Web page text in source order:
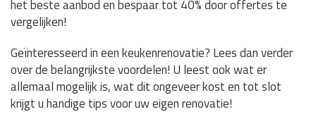
het beste aanbod en bespaar tot 40% door offertes te
vergelijken!
Geïnteresseerd in een keukenrenovatie? Lees dan verder
over de belangrijkste voordelen! U leest ook wat er
allemaal mogelijk is, wat dit ongeveer kost en tot slot
krijgt u handige tips voor uw eigen renovatie!